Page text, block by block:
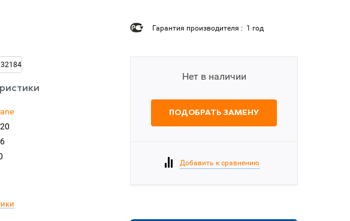
Гарантия производителя : 1 год
Нет в наличии
ПОДОБРАТЬ ЗАМЕНУ
Добавить к сравнению